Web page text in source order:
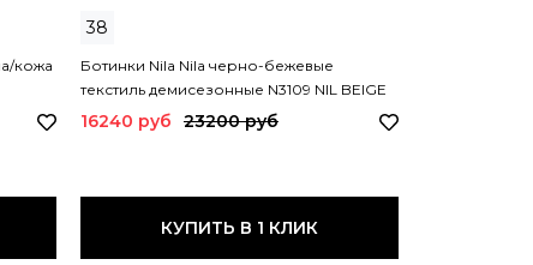
кожа
38
Ботинки Nila Nila черно-бежевые
текстиль демисезонные N3109 NIL BEIGE
NERO
16240 руб 23200 руб
КУПИТЬ В 1 КЛИК